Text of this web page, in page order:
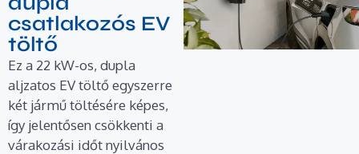
csatlakozós EV
töltő
Ez a 22 kW-os, dupla
aljzatos EV töltő egyszerre
két jármű töltésére képes,
így jelentősen csökkenti a
várakozási időt nyilvános